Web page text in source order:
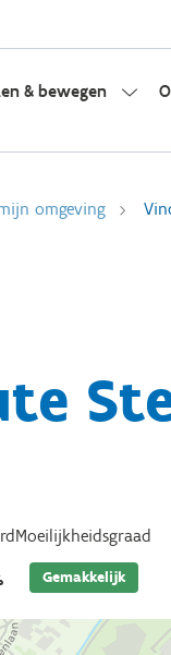
& bewegen
omgeving
Moeilijkheidsgraad
Gemakkelijk